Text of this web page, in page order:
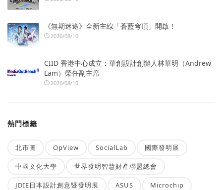
《無期迷途》全新主線「蒼藍穹頂」開啟！
2026/08/10
CIID 香港中心成立：華創設計創辦人林華明（Andrew
Lam）榮任副主席
2026/08/10
熱門標籤
北市圖 OpView SocialLab 國際發明展
中國文化大學 世界發明智慧財產聯盟總會
JDIE日本設計創意暨發明展 ASUS Microchip